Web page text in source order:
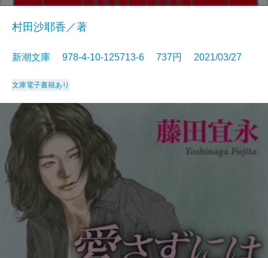
村田沙耶香／著
新潮文庫 978-4-10-125713-6 737円 2021/03/27
文庫電子書籍あり